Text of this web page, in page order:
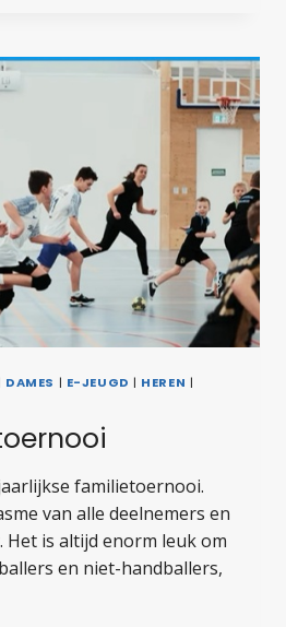
DAMES | E-JEUGD | HEREN |
familietoernooi.
van alle deelnemers en
Het is altijd enorm leuk om
en niet-handballers,